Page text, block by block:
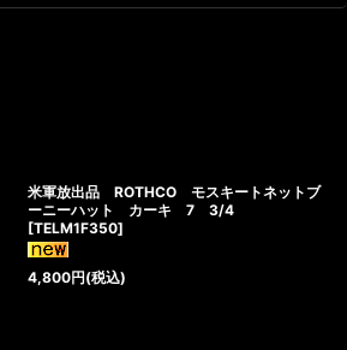
米軍放出品 ROTHCO モスキートネットブ
ーニーハット カーキ 7 3/4
[TELM1F350]
4,800円(税込)